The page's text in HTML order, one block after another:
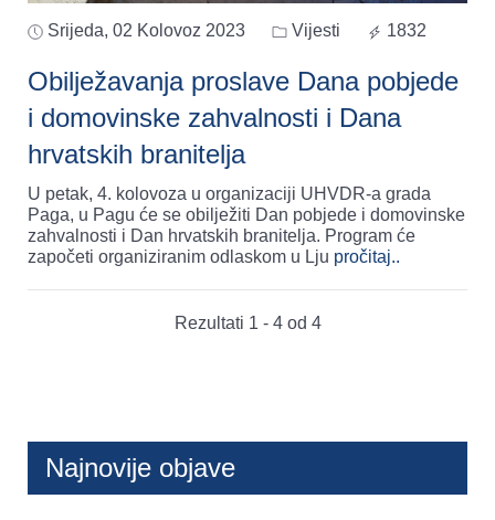
Srijeda, 02 Kolovoz 2023 Vijesti 1832
Obilježavanja proslave Dana pobjede
i domovinske zahvalnosti i Dana
hrvatskih branitelja
U petak, 4. kolovoza u organizaciji UHVDR-a grada
Paga, u Pagu će se obilježiti Dan pobjede i domovinske
zahvalnosti i Dan hrvatskih branitelja. Program će
započeti organiziranim odlaskom u Lju pročitaj..
Rezultati 1 - 4 od 4
Najnovije objave